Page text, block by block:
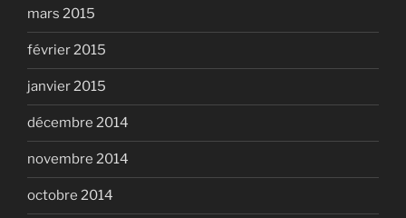
mars 2015
février 2015
janvier 2015
décembre 2014
novembre 2014
octobre 2014